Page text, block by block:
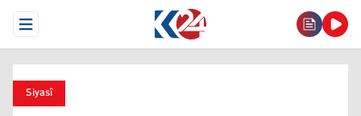
Open Menu
Siyasî